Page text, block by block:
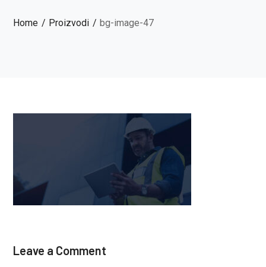
Home Proizvodi bg-image-47
Leave a Comment